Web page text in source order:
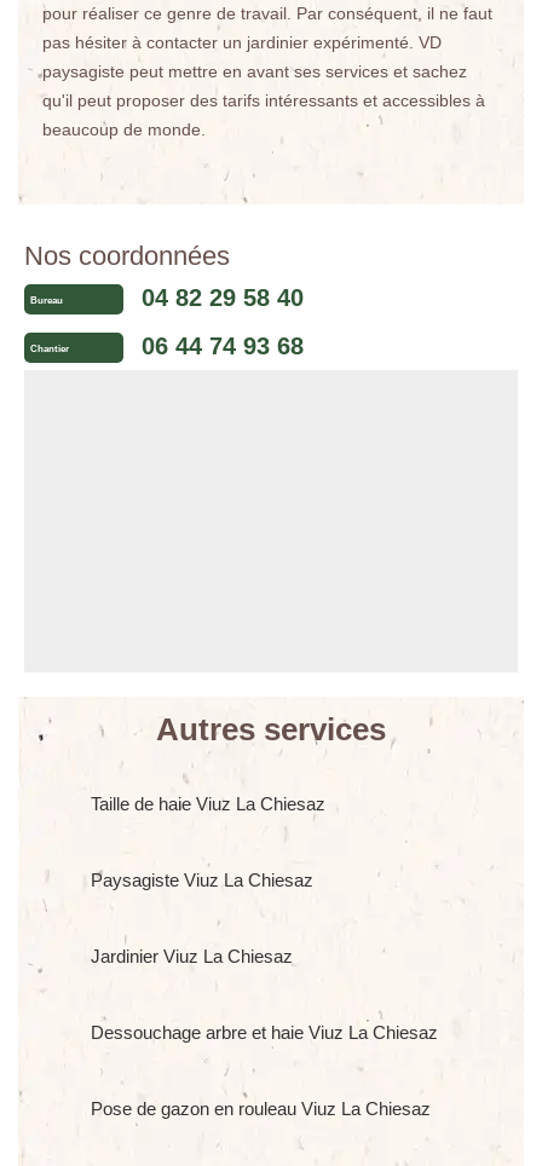
pour réaliser ce genre de travail. Par conséquent, il ne faut
pas hésiter à contacter un jardinier expérimenté. VD
paysagiste peut mettre en avant ses services et sachez
qu'il peut proposer des tarifs intéressants et accessibles à
beaucoup de monde.
Nos coordonnées
Bureau 04 82 29 58 40
Chantier 06 44 74 93 68
Autres services
Taille de haie Viuz La Chiesaz
Paysagiste Viuz La Chiesaz
Jardinier Viuz La Chiesaz
Dessouchage arbre et haie Viuz La Chiesaz
Pose de gazon en rouleau Viuz La Chiesaz